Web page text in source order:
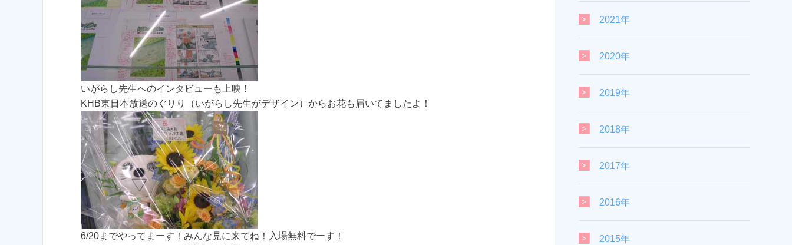
いがらし先生へのインタビューも上映！
KHB東日本放送のぐりり（いがらし先生がデザイン）からお花も届いてましたよ！
6/20までやってまーす！みんな見に来てね！入場無料でーす！
2021年
2020年
2019年
2018年
2017年
2016年
2015年